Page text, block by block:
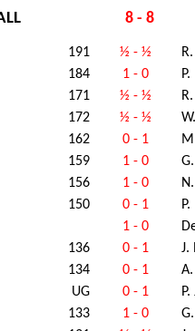
8 - 8
191 ½ - ½
184 1 - 0
171 ½ - ½
172 ½ - ½
162 0 - 1
159 1 - 0
156 1 - 0
150 0 - 1
1 - 0
136 0 - 1
J.
134 0 - 1
UG 0 - 1
133 1 - 0